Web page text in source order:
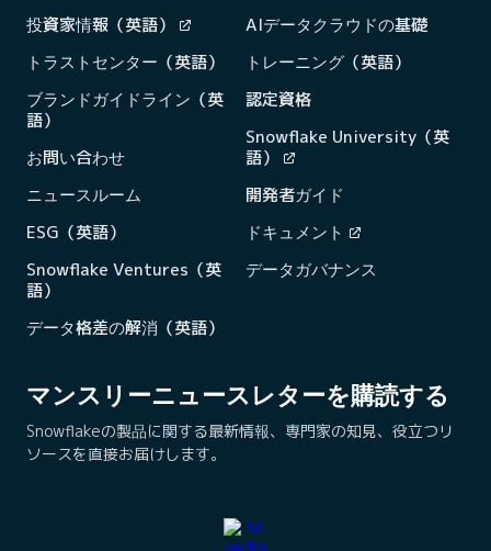
マンスリーニュースレターを購読する
Snowflakeの製品に関する最新情報、専門家の知見、役立つリ
ソースを直接お届けします。
投資家情報（英語）
トラストセンター（英語）
ブランドガイドライン（英
語）
お問い合わせ
ニュースルーム
ESG（英語）
Snowflake Ventures（英
語）
データ格差の解消（英語）
AIデータクラウドの基礎
トレーニング（英語）
認定資格
Snowflake University（英
語）
開発者ガイド
ドキュメント
データガバナンス